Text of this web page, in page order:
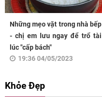
Những mẹo vặt trong nhà bếp
- chị em lưu ngay để trổ tài
lúc "cấp bách"
19:36 04/05/2023
Khỏe Đẹp